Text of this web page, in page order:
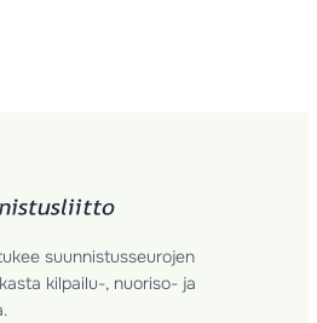
suunnistusseurojen
kilpailu-, nuoriso- ja